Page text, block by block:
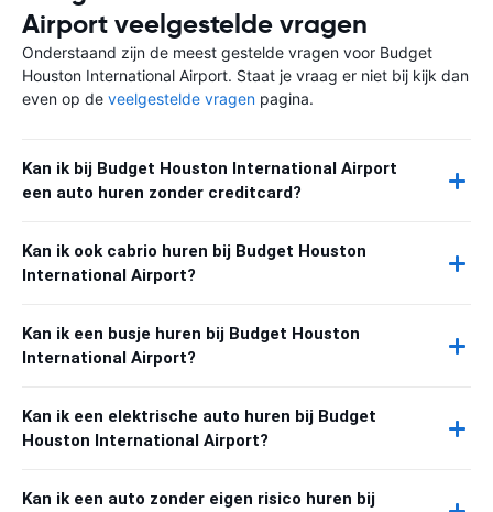
Airport veelgestelde vragen
Onderstaand zijn de meest gestelde vragen voor Budget
Houston International Airport. Staat je vraag er niet bij kijk dan
even op de veelgestelde vragen pagina.
Kan ik bij Budget Houston International Airport
een auto huren zonder creditcard?
Kan ik ook cabrio huren bij Budget Houston
International Airport?
Kan ik een busje huren bij Budget Houston
International Airport?
Kan ik een elektrische auto huren bij Budget
Houston International Airport?
Kan ik een auto zonder eigen risico huren bij